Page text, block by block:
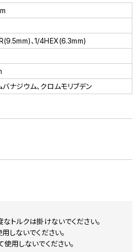
、1/4HEX(6.3mm)
バナジウム、クロムモリブデン
トルクは掛けないでください。
しないでください。
用しないでください。